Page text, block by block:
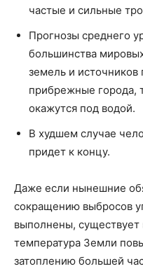
частые и сильные
Прогнозы среднего
большинства
земель и
прибрежные города,
окажутся под водой.
В худшем случае
придет к концу.
Даже если нынешние
сокращению выбросов
выполнены, существует
температура Земли
затоплению большей